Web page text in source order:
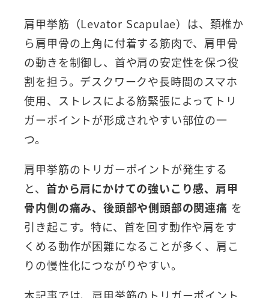
肩甲挙筋（Levator Scapulae）は、頚椎か
ら肩甲骨の上角に付着する筋肉で、肩甲骨
の動きを制御し、首や肩の安定性を保つ役
割を担う。デスクワークや長時間のスマホ
使用、ストレスによる筋緊張によってトリ
ガーポイントが形成されやすい部位の一
つ。
肩甲挙筋のトリガーポイントが発生する
と、 首から肩にかけての強いこり感、肩甲
骨内側の痛み、後頭部や側頭部の関連痛 を
引き起こす。特に、首を回す動作や肩をす
くめる動作が困難になることが多く、肩こ
りの慢性化につながりやすい。